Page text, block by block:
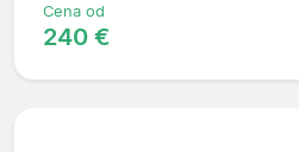
Cena od
240 €